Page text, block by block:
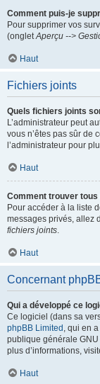
Comment puis-je
Pour supprimer vos
(ongletAperçu -->
Haut
Fichiers joints
Quels fichiers joints
L’administrateur peut
vous n’êtes pas sûr de
l’administrateur pour
Haut
Comment trouver
Pour accéder à la liste
messages privés, allez
fichiers joints.
Haut
Concernant
Qui a développé ce
Ce logiciel (dans sa
phpBB Limited , qui en
publique générale
plus d’informations,
Haut